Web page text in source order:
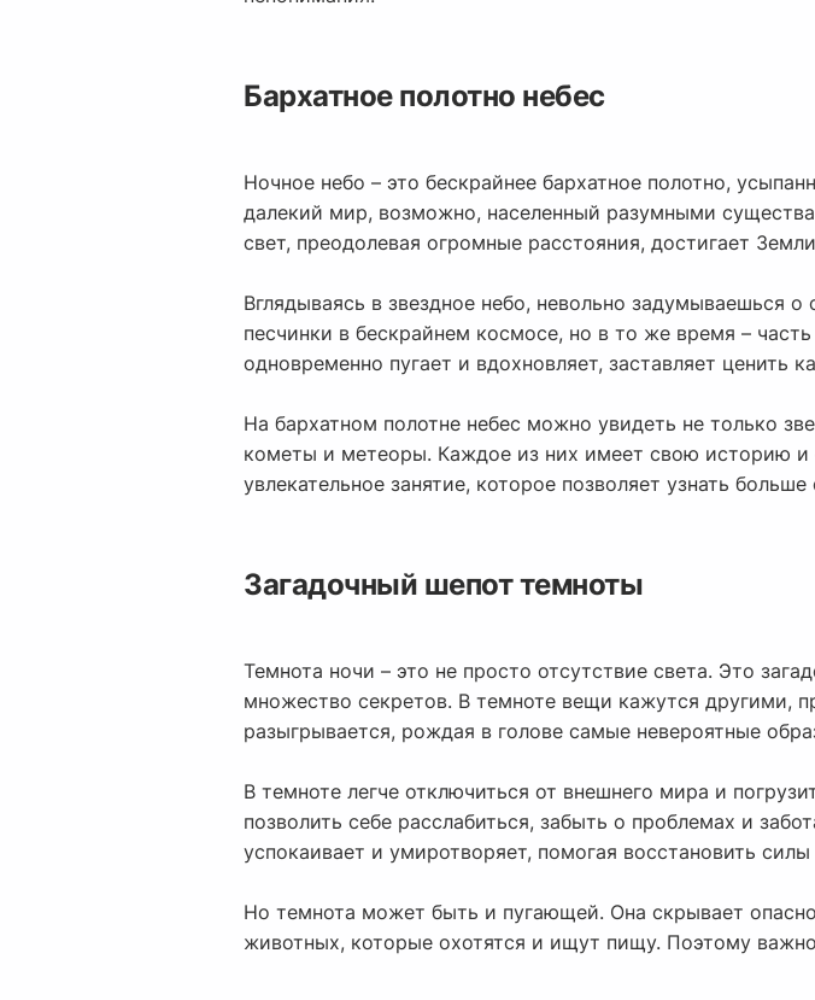
Бархатное полотно небес
Ночное небо – это бескрайнее бархатное полотно,
далекий мир, возможно, населенный разумными
свет, преодолевая огромные расстояния, достигает
Вглядываясь в звездное небо, невольно
песчинки в бескрайнем космосе, но в то же время –
одновременно пугает и вдохновляет, заставляет
На бархатном полотне небес можно увидеть не только
кометы и метеоры. Каждое из них имеет свою историю и
увлекательное занятие, которое позволяет узнать
Загадочный шепот темноты
Темнота ночи – это не просто отсутствие света. Это
множество секретов. В темноте вещи кажутся другими,
разыгрывается, рождая в голове самые невероятные
В темноте легче отключиться от внешнего мира и
позволить себе расслабиться, забыть о проблемах и
успокаивает и умиротворяет, помогая восстановить
Но темнота может быть и пугающей. Она скрывает
животных, которые охотятся и ищут пищу. Поэтому